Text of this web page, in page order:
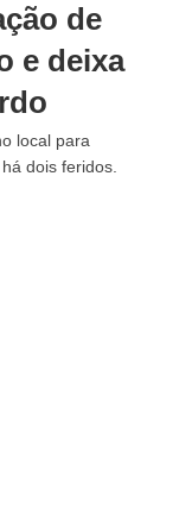
de
e deixa
local para
dois feridos.